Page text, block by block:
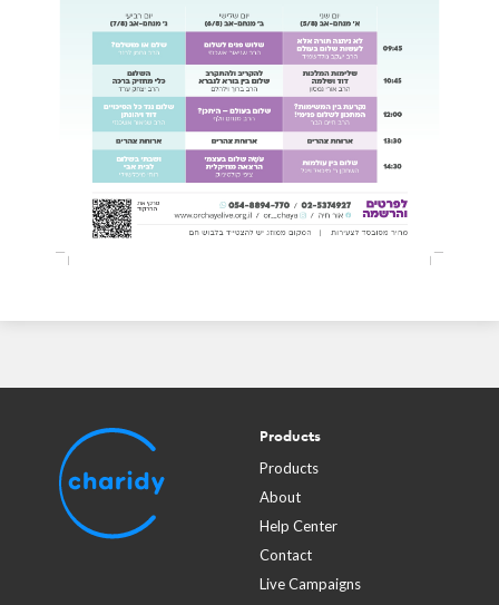
Products
Products
About
Help Center
Contact
Live Campaigns